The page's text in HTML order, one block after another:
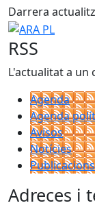
Darrera
ARA PL
RSS
L'actualitat a un
Agenda
Agenda
Avisos
Notícies
Publicacions
Adreces i